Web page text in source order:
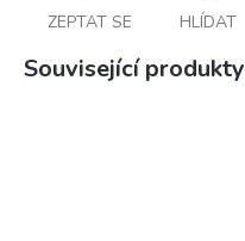
ZEPTAT SE HLÍDAT
Související produkty